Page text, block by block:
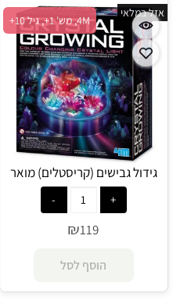
4M, מש' 1+, גיל 10+
אזל במלאי
גידול גבישים (קריסטלים) מואר
בתאורה צבעונית - 4M
₪119
הוסף לסל